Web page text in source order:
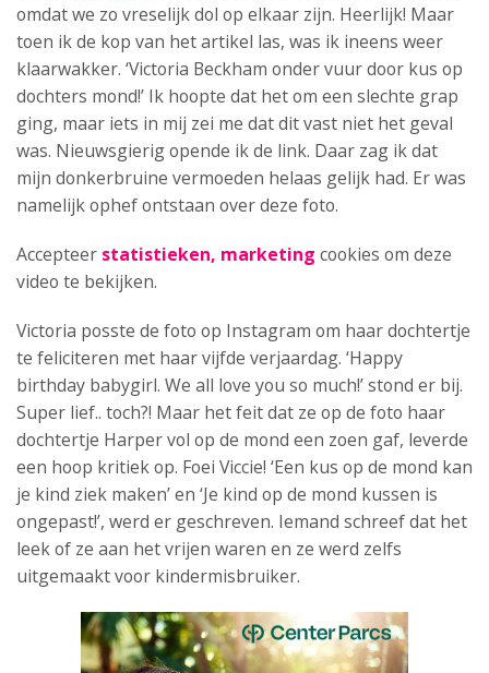
omdat we zo vreselijk dol op elkaar zijn. Heerlijk! Maar
toen ik de kop van het artikel las, was ik ineens weer
klaarwakker. ‘Victoria Beckham onder vuur door kus op
dochters mond!’ Ik hoopte dat het om een slechte grap
ging, maar iets in mij zei me dat dit vast niet het geval
was. Nieuwsgierig opende ik de link. Daar zag ik dat
mijn donkerbruine vermoeden helaas gelijk had. Er was
namelijk ophef ontstaan over deze foto.
Accepteer statistieken, marketing cookies om deze
video te bekijken.
Victoria posste de foto op Instagram om haar dochtertje
te feliciteren met haar vijfde verjaardag. ‘Happy
birthday babygirl. We all love you so much!’ stond er bij.
Super lief.. toch?! Maar het feit dat ze op de foto haar
dochtertje Harper vol op de mond een zoen gaf, leverde
een hoop kritiek op. Foei Viccie! ‘Een kus op de mond kan
je kind ziek maken’ en ‘Je kind op de mond kussen is
ongepast!’, werd er geschreven. Iemand schreef dat het
leek of ze aan het vrijen waren en ze werd zelfs
uitgemaakt voor kindermisbruiker.